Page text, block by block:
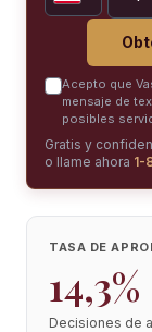
Acepto que
mensaje de
posibles
Gratis y
o llame ahora 1-
TASA DE
14,3%
Decisiones de